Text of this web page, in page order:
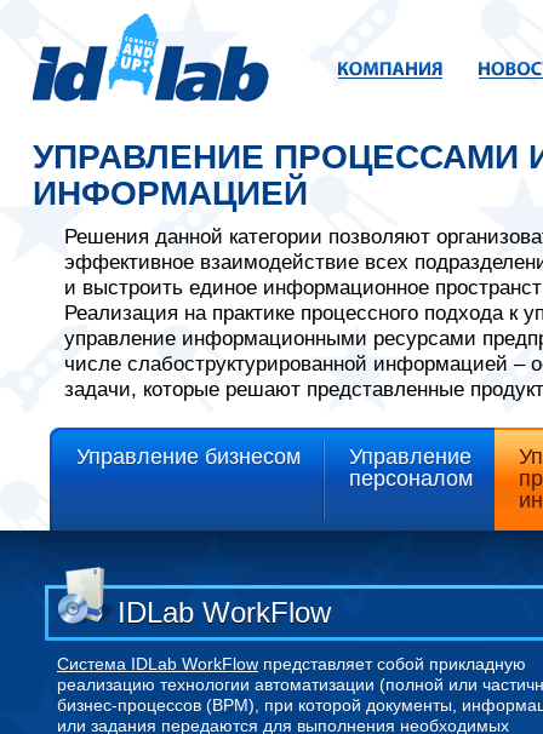
УПРАВЛЕНИЕ ПРОЦЕССАМИ
ИНФОРМАЦИЕЙ
Решения данной категории позволяют
эффективное взаимодействие всех
и выстроить единое информационное
Реализация на практике процессного подхода к
управление информационными ресурсами
числе слабоструктурированной информацией –
задачи, которые решают представленные
Управление бизнесом
Управление
персоналом
IDLab WorkFlow
Система IDLab WorkFlow представляет собой прикладную
реализацию технологии автоматизации (полной или
бизнес-процессов (BPM), при которой документы,
или задания передаются для выполнения необходимых